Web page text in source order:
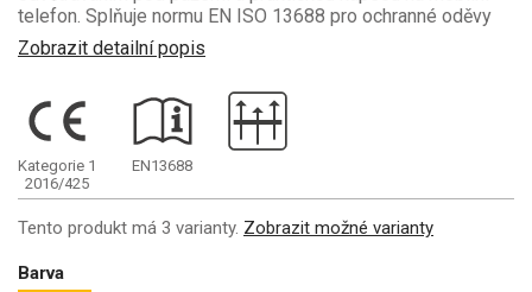
telefon. Splňuje normu EN ISO 13688 pro ochranné oděvy
Zobrazit detailní popis
Kategorie 1
2016/425
EN13688
Tento produkt má 3 varianty. Zobrazit možné varianty
Barva